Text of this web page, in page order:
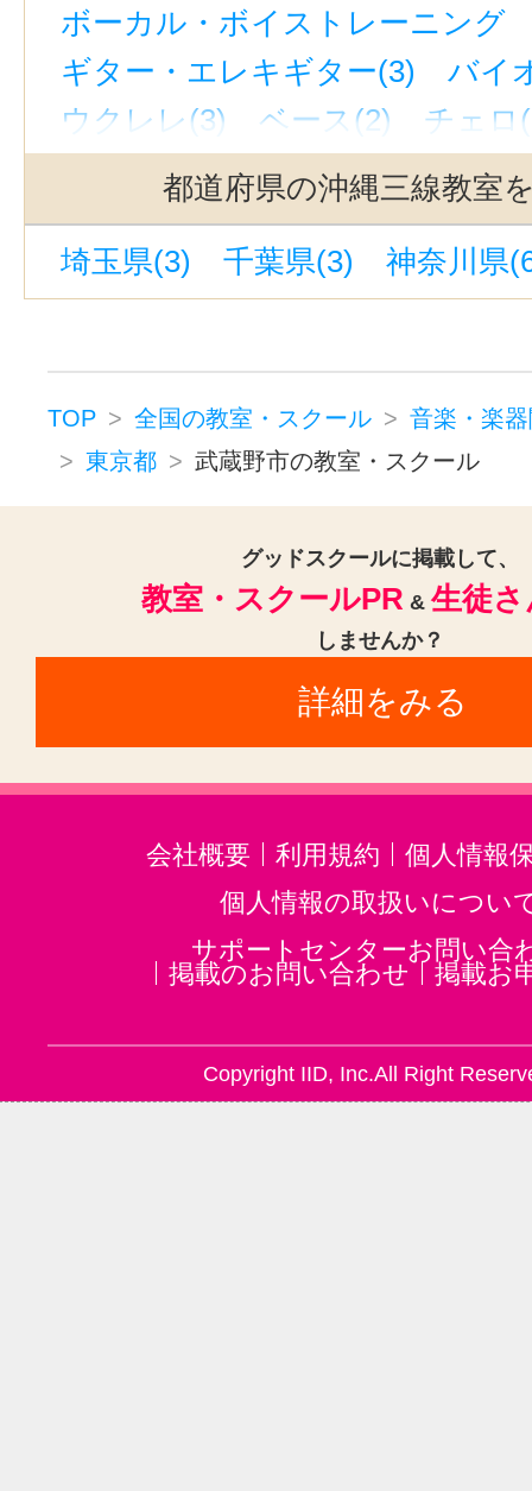
西太子堂駅(3)
奥沢駅(3)
新宿
下北沢駅(3)
京成上野駅(3)
若
緑が丘駅(東京)(3)
有楽町駅(3)
恵比寿駅(東京)(3)
渋谷駅(3)
立川南駅(2)
表参道駅(1)
神泉
蒲田駅(東京)(1)
新線池袋駅(1)
上野御徒町駅(1)
ボーカル・ボイストレーニング
ギター・エレキギター(3)
バイ
ウクレレ(3)
ベース(2)
チェロ
ウッドベース(1)
ビオラ(2)
ピ
ジャズピアノ(1)
キーボード・
ドラム(3)
和太鼓(1)
パーカッ
トロンボーン(2)
チューバ(1)
サックス(3)
トランペット(3)
クラリネット(3)
ゴスペル(1)
民族楽器(1)
二胡(3)
三味線(3)
邦楽・J-POP(3)
ホルン(2)
音楽・楽器その他(4)
都道府県の沖縄三線教室
埼玉県(3) 千葉県(3) 神奈川県
TOP 全国の教室・スクール
音楽・楽
東京都
武蔵野市の教室・スクール
グッドスクールに掲載して、
教室・スクールPR & 生徒
しませんか？
詳細をみる
会社概要 利用規約
個人情報
個人情報の取扱いについ
サポートセンターお問い合
掲載のお問い合わせ
掲載お
Copyright IID, Inc.All Right